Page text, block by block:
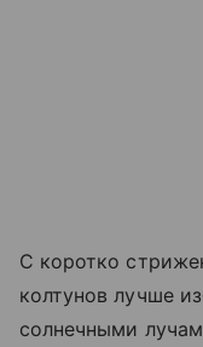
С коротко
колтунов лучше
солнечными